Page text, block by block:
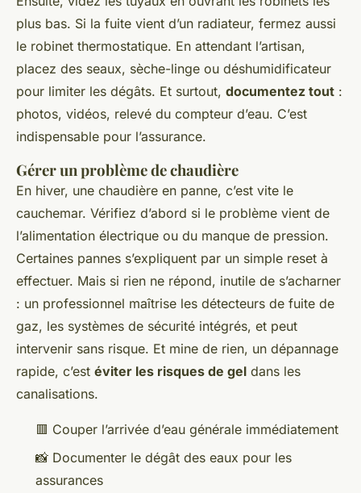
plus bas. Si la fuite vient d’un radiateur, fermez aussi
le robinet thermostatique. En attendant l’artisan,
placez des seaux, sèche-linge ou déshumidificateur
pour limiter les dégâts. Et surtout, documentez tout :
photos, vidéos, relevé du compteur d’eau. C’est
indispensable pour l’assurance.
Gérer un problème de chaudière
En hiver, une chaudière en panne, c’est vite le
cauchemar. Vérifiez d’abord si le problème vient de
l’alimentation électrique ou du manque de pression.
Certaines pannes s’expliquent par un simple reset à
effectuer. Mais si rien ne répond, inutile de s’acharner
: un professionnel maîtrise les détecteurs de fuite de
gaz, les systèmes de sécurité intégrés, et peut
intervenir sans risque. Et mine de rien, un dépannage
rapide, c’est éviter les risques de gel dans les
canalisations.
🟥 Couper l’arrivée d’eau générale immédiatement
📸 Documenter le dégât des eaux pour les
assurances